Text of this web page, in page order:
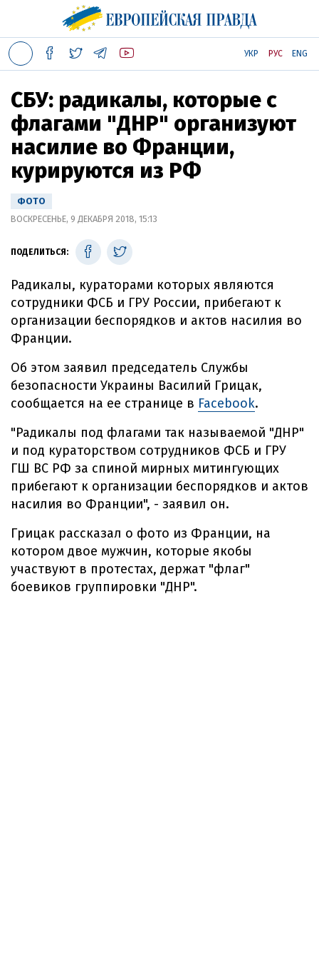
УКР РУС ENG
СБУ: радикалы, которые с
флагами "ДНР" организуют
насилие во Франции,
курируются из РФ
ФОТО
ВОСКРЕСЕНЬЕ, 9 ДЕКАБРЯ 2018, 15:13
ПОДЕЛИТЬСЯ:
Радикалы, кураторами которых являются
сотрудники ФСБ и ГРУ России, прибегают к
организации беспорядков и актов насилия во
Франции.
Об этом заявил председатель Службы
безопасности Украины Василий Грицак,
сообщается на ее странице в Facebook.
"Радикалы под флагами так называемой "ДНР"
и под кураторством сотрудников ФСБ и ГРУ
ГШ ВС РФ за спиной мирных митингующих
прибегают к организации беспорядков и актов
насилия во Франции", - заявил он.
Грицак рассказал о фото из Франции, на
котором двое мужчин, которые якобы
участвуют в протестах, держат "флаг"
боевиков группировки "ДНР".